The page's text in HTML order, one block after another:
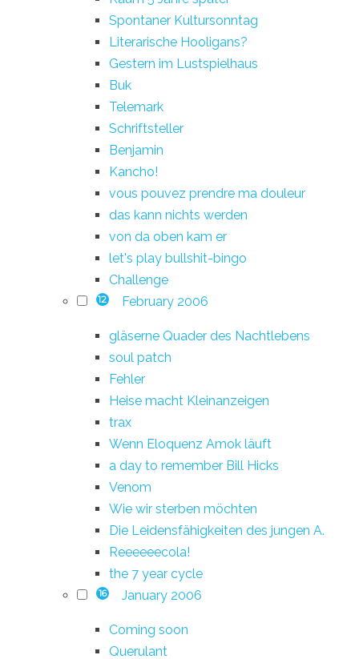
Spontaner Kultursonntag
Literarische Hooligans?
Gestern im Lustspielhaus
Buk
Telemark
Schriftsteller
Benjamin
Kancho!
vous pouvez prendre ma douleur
das kann nichts werden
von da oben kam er
let's play bullshit-bingo
Challenge
12 February 2006
gläserne Quader des Nachtlebens
soul patch
Fehler
Heise macht Kleinanzeigen
trax
Wenn Eloquenz Amok läuft
a day to remember Bill Hicks
Venom
Wie wir sterben möchten
Die Leidensfähigkeiten des jungen A.
Reeeeeecola!
the 7 year cycle
16 January 2006
Coming soon
Querulant